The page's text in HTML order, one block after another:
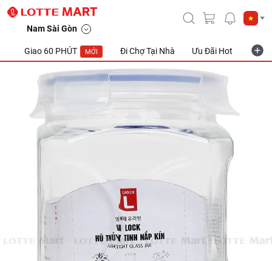
Nam Sài Gòn
Giao 60 PHÚT MỚI Đi Chợ Tại Nhà Ưu Đãi Hot